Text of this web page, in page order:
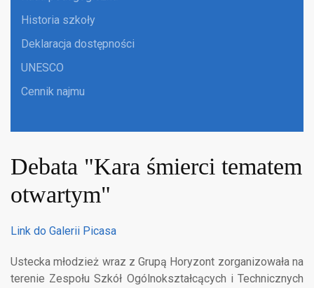
Historia szkoły
Deklaracja dostępności
UNESCO
Cennik najmu
Debata "Kara śmierci tematem
otwartym"
Link do Galerii Picasa
Ustecka młodzież wraz z Grupą Horyzont zorganizowała na
terenie Zespołu Szkół Ogólnokształcących i Technicznych